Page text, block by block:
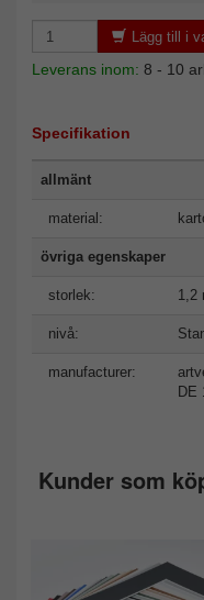
Lägg till i
Leverans inom: 8 - 10
Specifikation
allmänt
material:
övriga egenskaper
storlek: 1,2
nivå:
manufacturer:
DE
Kunder som